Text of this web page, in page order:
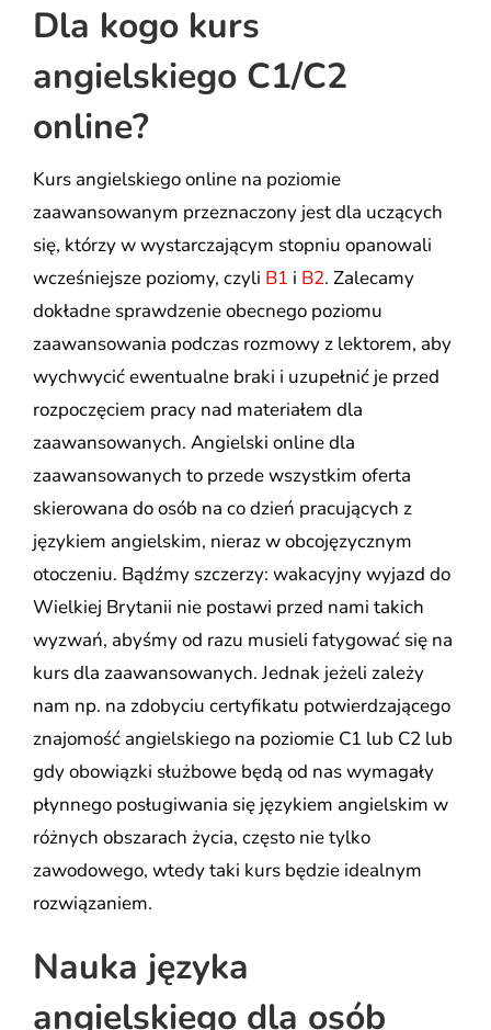
Dla kogo kurs
angielskiego C1/C2
online?
Kurs angielskiego online na poziomie
zaawansowanym przeznaczony jest dla uczących
się, którzy w wystarczającym stopniu opanowali
wcześniejsze poziomy, czyli B1 i B2. Zalecamy
dokładne sprawdzenie obecnego poziomu
zaawansowania podczas rozmowy z lektorem, aby
wychwycić ewentualne braki i uzupełnić je przed
rozpoczęciem pracy nad materiałem dla
zaawansowanych. Angielski online dla
zaawansowanych to przede wszystkim oferta
skierowana do osób na co dzień pracujących z
językiem angielskim, nieraz w obcojęzycznym
otoczeniu. Bądźmy szczerzy: wakacyjny wyjazd do
Wielkiej Brytanii nie postawi przed nami takich
wyzwań, abyśmy od razu musieli fatygować się na
kurs dla zaawansowanych. Jednak jeżeli zależy
nam np. na zdobyciu certyfikatu potwierdzającego
znajomość angielskiego na poziomie C1 lub C2 lub
gdy obowiązki służbowe będą od nas wymagały
płynnego posługiwania się językiem angielskim w
różnych obszarach życia, często nie tylko
zawodowego, wtedy taki kurs będzie idealnym
rozwiązaniem.
Nauka języka
angielskiego dla osób